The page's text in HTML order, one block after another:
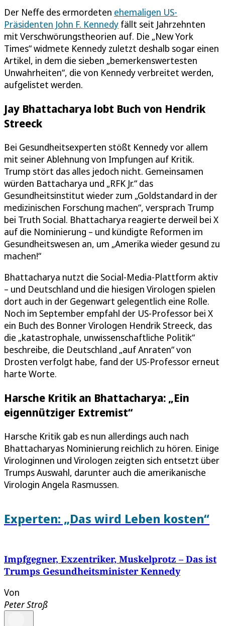
Der Neffe des ermordeten ehemaligen US-
Präsidenten John F. Kennedy fällt seit Jahrzehnten
mit Verschwörungstheorien auf. Die „New York
Times“ widmete Kennedy zuletzt deshalb sogar einen
Artikel, in dem die sieben „bemerkenswertesten
Unwahrheiten“, die von Kennedy verbreitet werden,
aufgelistet werden.
Jay Bhattacharya lobt Buch von Hendrik
Streeck
Bei Gesundheitsexperten stößt Kennedy vor allem
mit seiner Ablehnung von Impfungen auf Kritik.
Trump stört das alles jedoch nicht. Gemeinsamen
würden Battacharya und „RFK Jr.“ das
Gesundheitsinstitut wieder zum „Goldstandard in der
medizinischen Forschung machen“, versprach Trump
bei Truth Social. Bhattacharya reagierte derweil bei X
auf die Nominierung – und kündigte Reformen im
Gesundheitswesen an, um „Amerika wieder gesund zu
machen!“
Bhattacharya nutzt die Social-Media-Plattform aktiv
– und Deutschland und die hiesigen Virologen spielen
dort auch in der Gegenwart gelegentlich eine Rolle.
Noch im September empfahl der US-Professor bei X
ein Buch des Bonner Virologen Hendrik Streeck, das
die „katastrophale, unwissenschaftliche Politik“
beschreibe, die Deutschland „auf Anraten“ von
Drosten verfolgt habe, fand der US-Professor erneut
harte Worte.
Harsche Kritik an Bhattacharya: „Ein
eigennütziger Extremist“
Harsche Kritik gab es nun allerdings auch nach
Bhattacharyas Nominierung reichlich zu hören. Einige
Virologinnen und Virologen zeigten sich entsetzt über
Trumps Auswahl, darunter auch die amerikanische
Virologin Angela Rasmussen.
Experten: „Das wird Leben kosten“
Impfgegner, Exzentriker, Muskelprotz – Das ist
Trumps Gesundheitsminister Kennedy
Von
Peter Stroß